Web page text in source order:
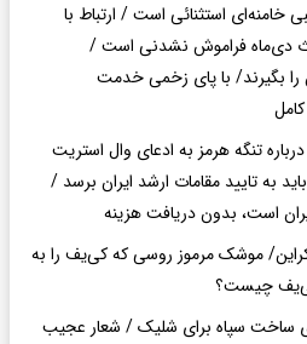
استثنائی است / ارتباط با
فراموش نشدنی است /
ایران را بگیرند/ با پای زخمی خدمت
تنگه هرمز به ادعای وال استریت
به تایید مقامات ارشد ایران برسد /
است، بدون دریافت هزینه
موشک مرموز روسی که کی‌یف را به
چیست؟
ساخت سپاه برای شلیک / شعار عجیب